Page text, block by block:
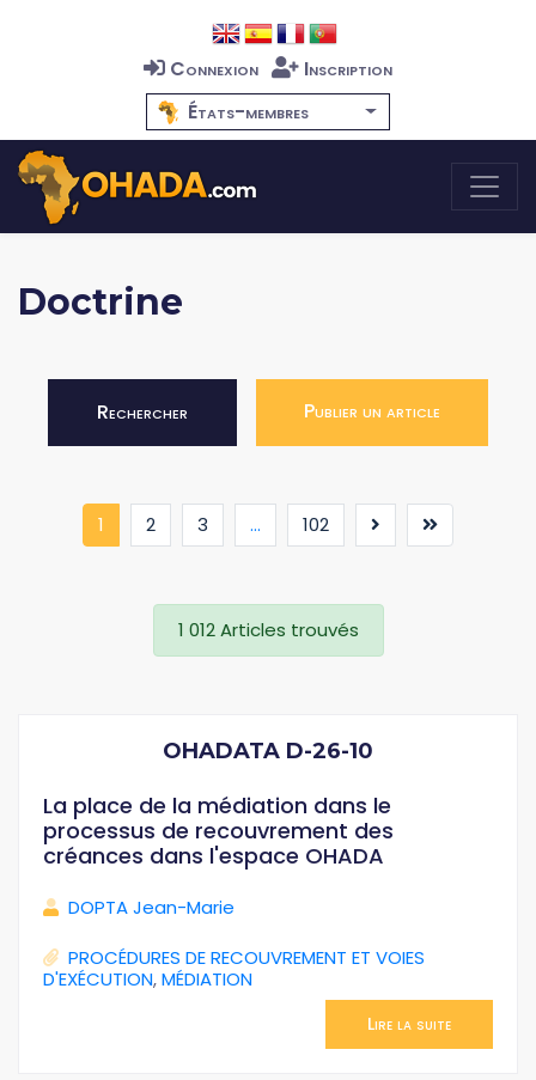
Connexion
Inscription
États-membres
Doctrine
Rechercher Publier un article
1 (current)
2 3 ... 102
1 012 Articles trouvés
OHADATA D-26-10
La place de la médiation dans le
processus de recouvrement des
créances dans l'espace OHADA
DOPTA Jean-Marie
PROCÉDURES DE RECOUVREMENT ET VOIES
D'EXÉCUTION,MÉDIATION
Lire la suite